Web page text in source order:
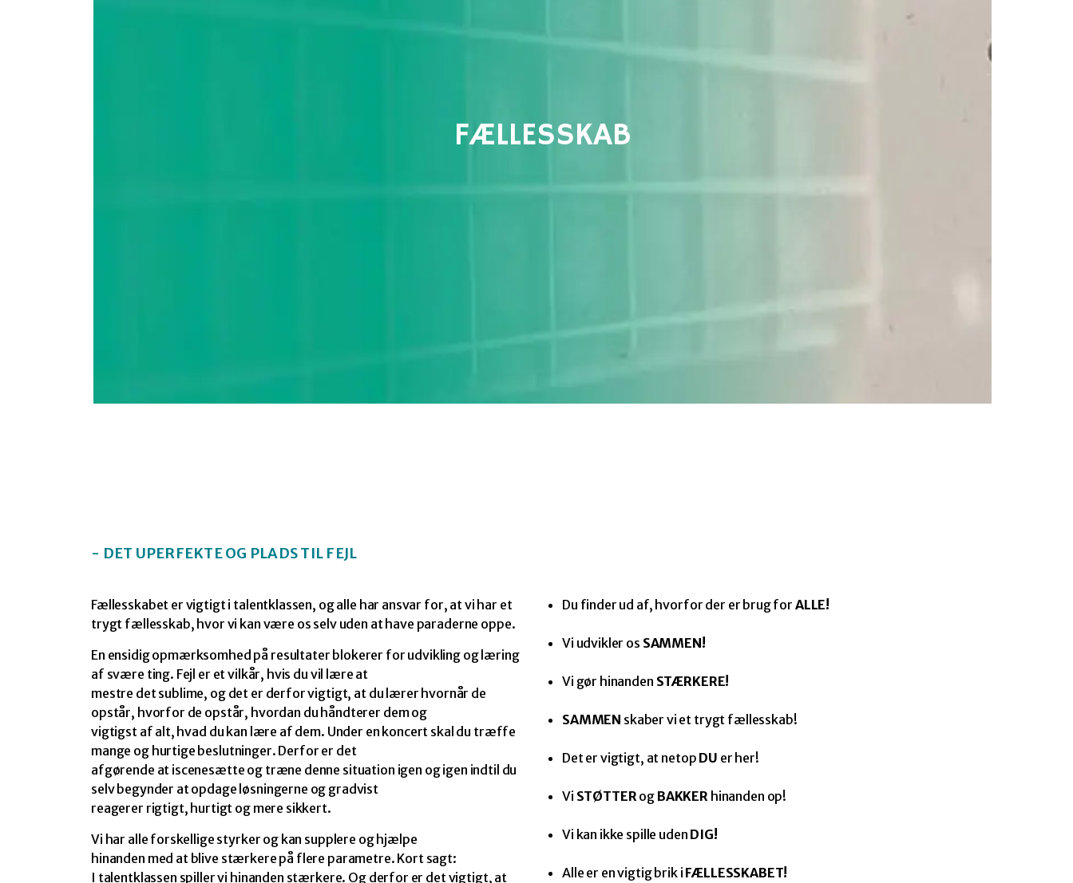
FÆLLESSKAB
- DET UPERFEKTE OG PLADS TIL FEJL
Fællesskabet er vigtigt i talentklassen, og alle har ansvar for, at vi har et
trygt fællesskab, hvor vi kan være os selv uden at have paraderne oppe.
En ensidig opmærksomhed på resultater blokerer for udvikling og læring
af svære ting. Fejl er et vilkår, hvis du vil lære at
mestre det sublime, og det er derfor vigtigt, at du lærer hvornår de
opstår, hvorfor de opstår, hvordan du håndterer dem og
vigtigst af alt, hvad du kan lære af dem. Under en koncert skal du træffe
mange og hurtige beslutninger. Derfor er det
afgørende at iscenesætte og træne denne situation igen og igen indtil du
selv begynder at opdage løsningerne og gradvist
reagerer rigtigt, hurtigt og mere sikkert.
Vi har alle forskellige styrker og kan supplere og hjælpe
hinanden med at blive stærkere på flere parametre. Kort sagt:
I talentklassen spiller vi hinanden stærkere. Og derfor er det vigtigt, at
Du finder ud af, hvorfor der er brug for ALLE!
Vi udvikler os SAMMEN!
Vi gør hinanden STÆRKERE!
SAMMEN skaber vi et trygt fællesskab!
Det er vigtigt, at netop DU er her!
Vi STØTTER og BAKKER hinanden op!
Vi kan ikke spille uden DIG!
Alle er en vigtig brik i FÆLLESSKABET!